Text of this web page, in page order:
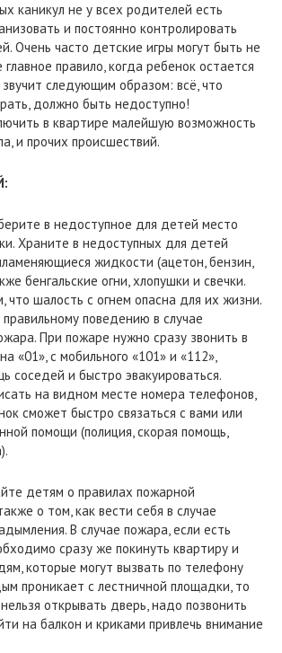
каникул не у всех родителей есть
и постоянно контролировать
Очень часто детские игры могут быть не
правило, когда ребенок остается
следующим образом: всё, что
должно быть недоступно!
в квартире малейшую возможность
и прочих происшествий.
в недоступное для детей место
Храните в недоступных для детей
жидкости (ацетон, бензин,
бенгальские огни, хлопушки и свечки.
что шалость с огнем опасна для их жизни.
поведению в случае
При пожаре нужно сразу звонить в
«01», с мобильного «101» и «112»,
соседей и быстро эвакуироваться.
на видном месте номера телефонов,
сможет быстро связаться с вами или
помощи (полиция, скорая помощь,
детям о правилах пожарной
о том, как вести себя в случае
В случае пожара, если есть
сразу же покинуть квартиру и
которые могут вызвать по телефону
проникает с лестничной площадки, то
открывать дверь, надо позвонить
на балкон и криками привлечь внимание